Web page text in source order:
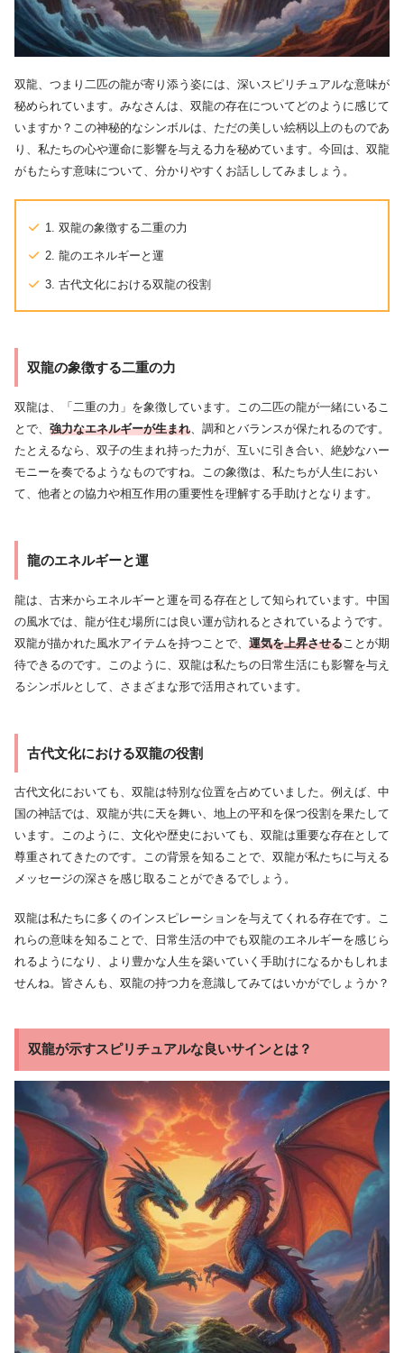
双龍、つまり二匹の龍が寄り添う姿には、深いスピリチュアルな意味が
秘められています。みなさんは、双龍の存在についてどのように感じて
いますか？この神秘的なシンボルは、ただの美しい絵柄以上のものであ
り、私たちの心や運命に影響を与える力を秘めています。今回は、双龍
がもたらす意味について、分かりやすくお話ししてみましょう。
1. 双龍の象徴する二重の力
2. 龍のエネルギーと運
3. 古代文化における双龍の役割
双龍の象徴する二重の力
双龍は、「二重の力」を象徴しています。この二匹の龍が一緒にいるこ
とで、 強力なエネルギーが生まれ、調和とバランスが保たれるのです。
たとえるなら、双子の生まれ持った力が、互いに引き合い、絶妙なハー
モニーを奏でるようなものですね。この象徴は、私たちが人生におい
て、他者との協力や相互作用の重要性を理解する手助けとなります。
龍のエネルギーと運
龍は、古来からエネルギーと運を司る存在として知られています。中国
の風水では、龍が住む場所には良い運が訪れるとされているようです。
双龍が描かれた風水アイテムを持つことで、 運気を上昇させる ことが期
待できるのです。このように、双龍は私たちの日常生活にも影響を与え
るシンボルとして、さまざまな形で活用されています。
古代文化における双龍の役割
古代文化においても、双龍は特別な位置を占めていました。例えば、中
国の神話では、双龍が共に天を舞い、地上の平和を保つ役割を果たして
います。このように、文化や歴史においても、双龍は重要な存在として
尊重されてきたのです。この背景を知ることで、双龍が私たちに与える
メッセージの深さを感じ取ることができるでしょう。
双龍は私たちに多くのインスピレーションを与えてくれる存在です。こ
れらの意味を知ることで、日常生活の中でも双龍のエネルギーを感じら
れるようになり、より豊かな人生を築いていく手助けになるかもしれま
せんね。皆さんも、双龍の持つ力を意識してみてはいかがでしょうか？
双龍が示すスピリチュアルな良いサインとは？